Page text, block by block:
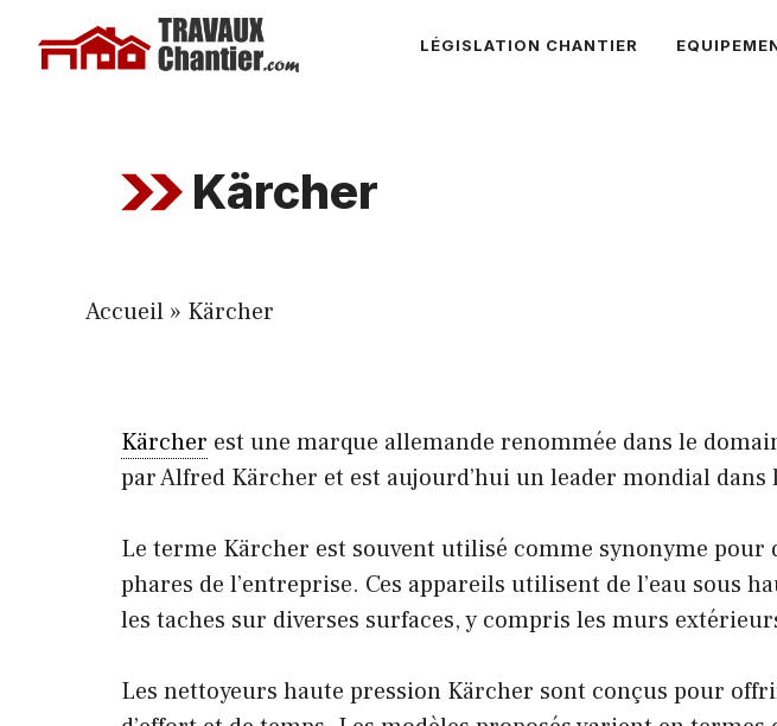
LÉGISLATION CHANTIER
Kärcher
Accueil » Kärcher
Kärcher est une marque allemande renommée dans le
par Alfred Kärcher et est aujourd’hui un leader mondial
Le terme Kärcher est souvent utilisé comme synonyme
phares de l’entreprise. Ces appareils utilisent de l’eau sous
les taches sur diverses surfaces, y compris les murs
Les nettoyeurs haute pression Kärcher sont conçus pour